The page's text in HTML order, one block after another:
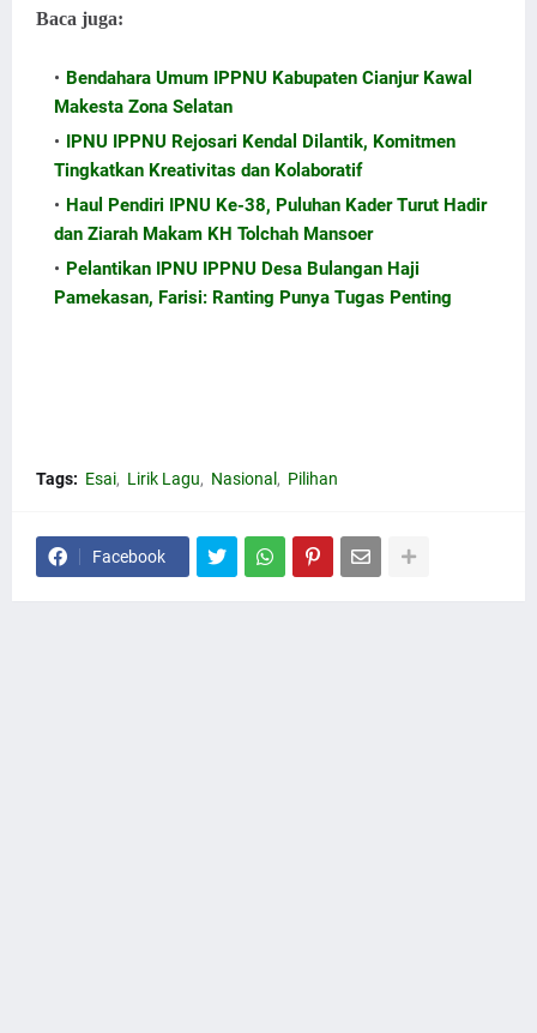
Baca juga:
Bendahara Umum IPPNU Kabupaten Cianjur Kawal
Makesta Zona Selatan
IPNU IPPNU Rejosari Kendal Dilantik, Komitmen
Tingkatkan Kreativitas dan Kolaboratif
Haul Pendiri IPNU Ke-38, Puluhan Kader Turut Hadir
dan Ziarah Makam KH Tolchah Mansoer
Pelantikan IPNU IPPNU Desa Bulangan Haji
Pamekasan, Farisi: Ranting Punya Tugas Penting
Tags: Esai Lirik Lagu Nasional Pilihan
Facebook